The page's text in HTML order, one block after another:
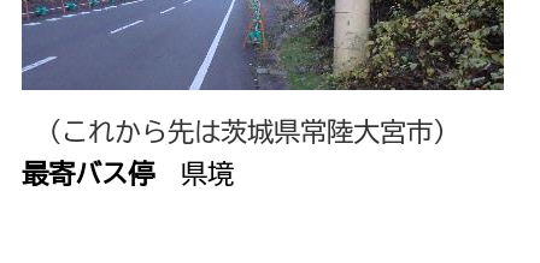
（これから先は茨城県常陸大宮市）
最寄バス停県境